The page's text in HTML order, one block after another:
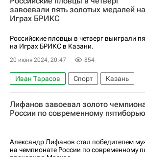
Соревнования
Игры БРИКС
завоевали пять золотых медалей на
Играх БРИКС
Российские пловцы в четверг выиграли
на Играх БРИКС в Казани.
20 июня 2024, 20:47 854
Иван Тарасов Спорт
Казань
Николай Колесников
Соревнования
Игры БРИКС
Лифанов завоевал золото
России по современному пятиборью
Александр Лифанов стал победителем
на чемпионате России по современному